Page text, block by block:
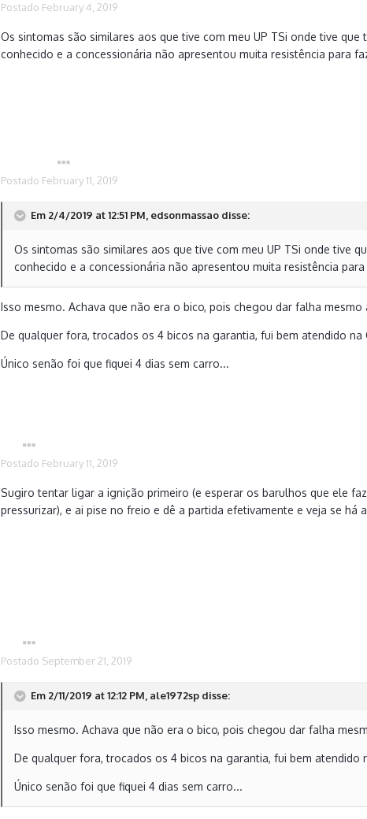
Postado February 4, 2019
Os sintomas são similares aos que tive com meu UP TSi onde tive
conhecido e a concessionária não apresentou muita resistência para
Postado February 11, 2019
Em 2/4/2019 at 12:51 PM, edsonmassao disse:
Os sintomas são similares aos que tive com meu UP TSi onde tive
conhecido e a concessionária não apresentou muita resistência
Isso mesmo. Achava que não era o bico, pois chegou dar falha
De qualquer fora, trocados os 4 bicos na garantia, fui bem atendido na
Único senão foi que fiquei 4 dias sem carro...
Postado February 11, 2019
Sugiro tentar ligar a ignição primeiro (e esperar os barulhos que ele
pressurizar), e ai pise no freio e dê a partida efetivamente e veja se
Postado September 21, 2019
Em 2/11/2019 at 12:12 PM, ale1972sp disse:
Isso mesmo. Achava que não era o bico, pois chegou dar falha
De qualquer fora, trocados os 4 bicos na garantia, fui bem atendido
Único senão foi que fiquei 4 dias sem carro...